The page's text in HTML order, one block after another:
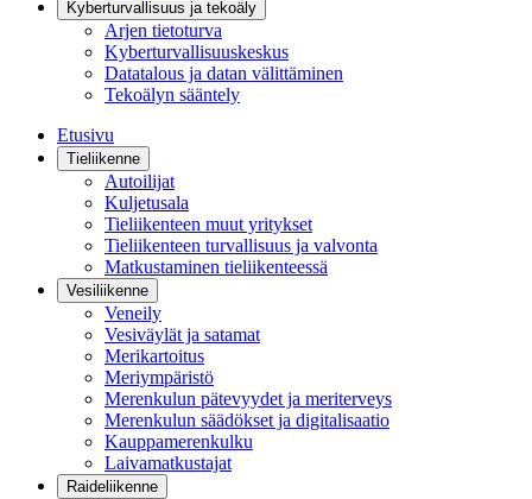
Kyberturvallisuus ja tekoäly
Arjen tietoturva
Kyberturvallisuuskeskus
Datatalous ja datan välittäminen
Tekoälyn sääntely
Etusivu
Tieliikenne
Autoilijat
Kuljetusala
Tieliikenteen muut yritykset
Tieliikenteen turvallisuus ja valvonta
Matkustaminen tieliikenteessä
Vesiliikenne
Veneily
Vesiväylät ja satamat
Merikartoitus
Meriympäristö
Merenkulun pätevyydet ja meriterveys
Merenkulun säädökset ja digitalisaatio
Kauppamerenkulku
Laivamatkustajat
Raideliikenne